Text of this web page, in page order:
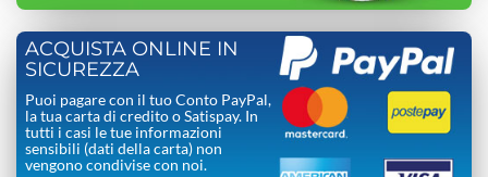
ACQUISTA ONLINE IN
SICUREZZA
Puoi pagare con il tuo Conto PayPal,
la tua carta di credito o Satispay. In
tutti i casi le tue informazioni
sensibili (dati della carta) non
vengono condivise con noi.